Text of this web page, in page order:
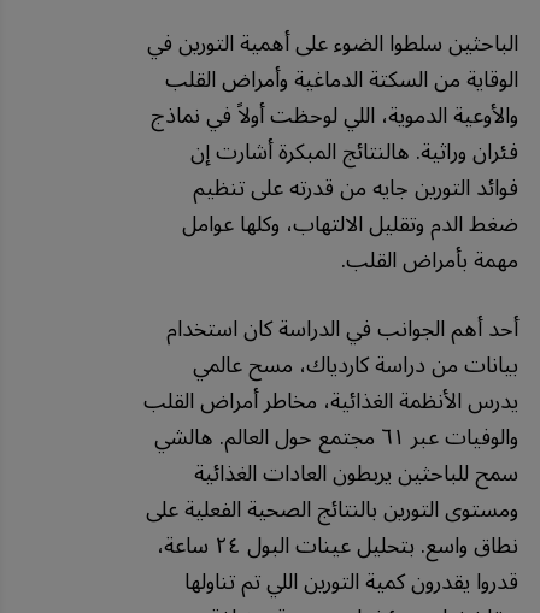
الباحثين سلطوا الضوء على أهمية التورين في
الوقاية من السكتة الدماغية وأمراض القلب
والأوعية الدموية، اللي لوحظت أولاً في نماذج
فئران وراثية. هالنتائج المبكرة أشارت إن
فوائد التورين جايه من قدرته على تنظيم
ضغط الدم وتقليل الالتهاب، وكلها عوامل
مهمة بأمراض القلب.
أحد أهم الجوانب في الدراسة كان استخدام
بيانات من دراسة كاردياك، مسح عالمي
يدرس الأنظمة الغذائية، مخاطر أمراض القلب
والوفيات عبر ٦١ مجتمع حول العالم. هالشي
سمح للباحثين يربطون العادات الغذائية
ومستوى التورين بالنتائج الصحية الفعلية على
نطاق واسع. بتحليل عينات البول ٢٤ ساعة،
قدروا يقدرون كمية التورين اللي تم تناولها